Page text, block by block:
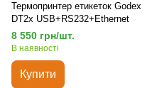
Термопринтер етикеток Godex
DT2x USB+RS232+Ethernet
8 550 грн/шт.
В наявності
Купити